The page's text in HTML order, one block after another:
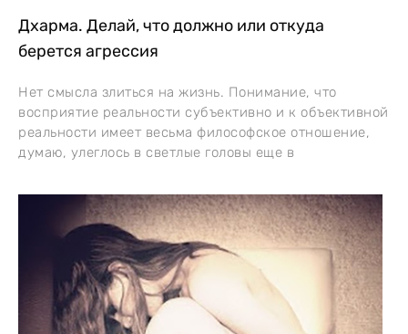
Дхарма. Делай, что должно или откуда
берется агрессия
Нет смысла злиться на жизнь. Понимание, что
восприятие реальности субъективно и к объективной
реальности имеет весьма философское отношение,
думаю, улеглось в светлые головы еще в